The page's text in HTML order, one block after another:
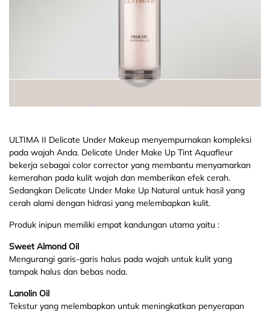
ULTIMA II Delicate Under Makeup menyempurnakan kompleksi
pada wajah Anda. Delicate Under Make Up Tint Aquafleur
bekerja sebagai color corrector yang membantu menyamarkan
kemerahan pada kulit wajah dan memberikan efek cerah.
Sedangkan Delicate Under Make Up Natural untuk hasil yang
cerah alami dengan hidrasi yang melembapkan kulit.
Produk inipun memiliki empat kandungan utama yaitu :
Sweet Almond Oil
Mengurangi garis-garis halus pada wajah untuk kulit yang
tampak halus dan bebas noda.
Lanolin Oil
Tekstur yang melembapkan untuk meningkatkan penyerapan